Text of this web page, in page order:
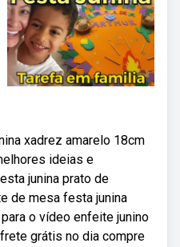
xadrez amarelo 18cm
ideias e
junina prato de
de mesa festa junina
o vídeo enfeite junino
grátis no dia compre